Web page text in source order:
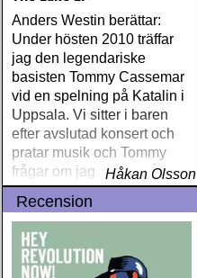
Anders Westin berättar:
Under hösten 2010 träffar
jag den legendariske
basisten Tommy Cassemar
vid en spelning på Katalin i
Uppsala. Vi sitter i baren
efter avslutad konsert och
pratar musik och Tommy
frågar om jag spelar något
instrument
Håkan Olsson
Recension